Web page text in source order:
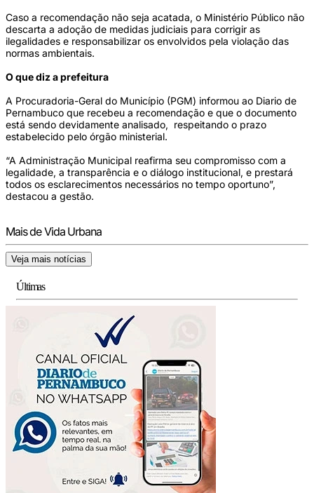
Caso a recomendação não seja acatada, o Ministério Público não
descarta a adoção de medidas judiciais para corrigir as
ilegalidades e responsabilizar os envolvidos pela violação das
normas ambientais.
O que diz a prefeitura
A Procuradoria-Geral do Município (PGM) informou ao Diario de
Pernambuco que recebeu a recomendação e que o documento
está sendo devidamente analisado, respeitando o prazo
estabelecido pelo órgão ministerial.
“A Administração Municipal reafirma seu compromisso com a
legalidade, a transparência e o diálogo institucional, e prestará
todos os esclarecimentos necessários no tempo oportuno”,
destacou a gestão.
Mais de Vida Urbana
Veja mais notícias
Últimas